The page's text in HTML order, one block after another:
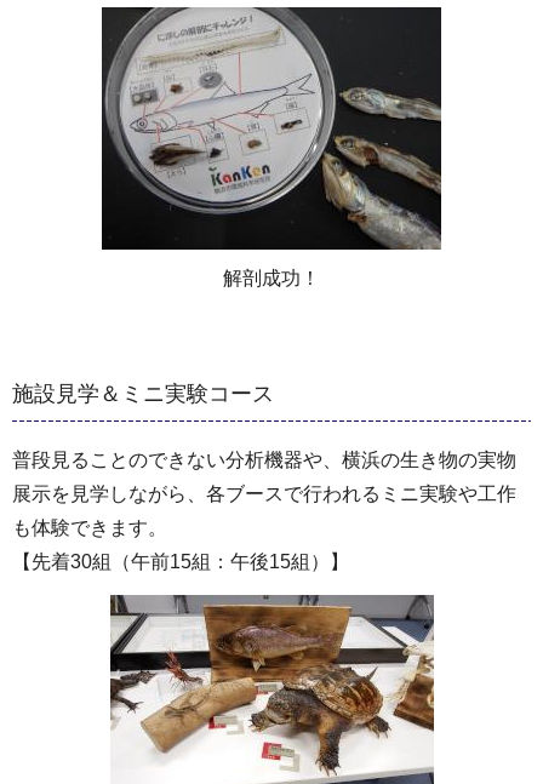
解剖成功！
施設見学＆ミニ実験コース
普段見ることのできない分析機器や、横浜の生き物の実物
展示を見学しながら、各ブースで行われるミニ実験や工作
も体験できます。
【先着30組（午前15組：午後15組）】